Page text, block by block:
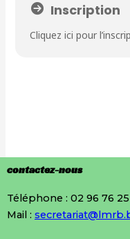
Inscription
Cliquez ici pour
contactez-nous
Téléphone : 02 96 76
Mail :